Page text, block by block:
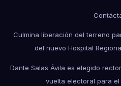
Culmina liberación del terreno
del nuevo Hospital
Dante Salas Ávila es elegido
vuelta electoral para el